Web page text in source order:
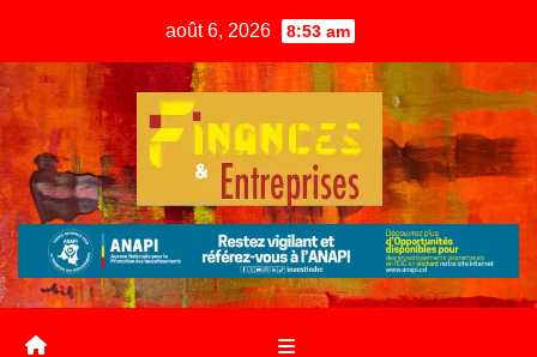
content
août 6, 2026 8:53 am